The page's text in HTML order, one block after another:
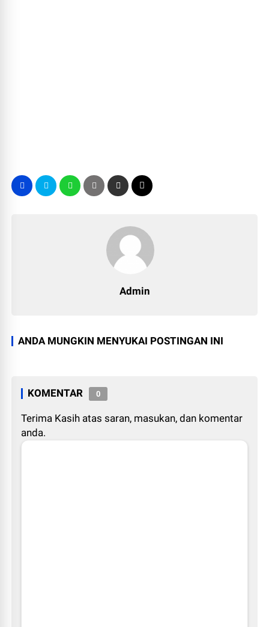
Admin
ANDA MUNGKIN MENYUKAI POSTINGAN INI
KOMENTAR 0
Terima Kasih atas saran, masukan, dan komentar
anda.